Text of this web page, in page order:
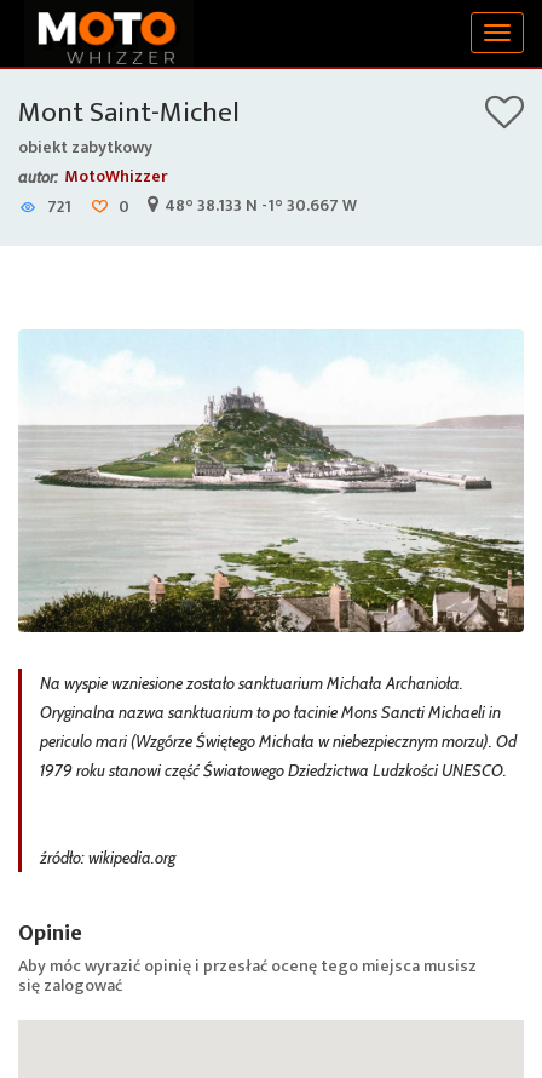
Mont Saint-Michel
obiekt zabytkowy
autor: MotoWhizzer
721
0 48° 38.133 N -1° 30.667 W
Na wyspie wzniesione zostało sanktuarium Michała Archanioła.
Oryginalna nazwa sanktuarium to po łacinie Mons Sancti Michaeli in
periculo mari (Wzgórze Świętego Michała w niebezpiecznym morzu). Od
1979 roku stanowi część Światowego Dziedzictwa Ludzkości UNESCO.
źródło: wikipedia.org
Opinie
Aby móc wyrazić opinię i przesłać ocenę tego miejsca musisz
sięzalogować